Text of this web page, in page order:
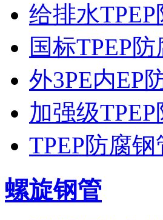
给排水
国标TPEP
外3PE内EP
加强级
TPEP防腐钢
螺旋钢管